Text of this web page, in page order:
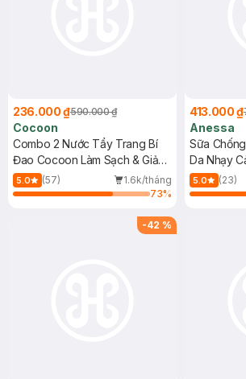
236.000 ₫590.000 ₫
Cocoon
Combo 2 Nước Tẩy Trang Bí
Đao Cocoon Làm Sạch & Giảm
Dầu 500ml
5.0 (57)
1.6k/tháng
73%
413.000 ₫
Anessa
Sữa
Da Nhạy
(Mới)
5.0 (23)
-42 %